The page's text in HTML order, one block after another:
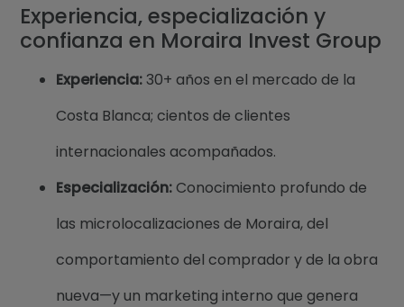
Experiencia, especialización y
confianza en Moraira Invest Group
Experiencia:30+ años en el mercado de la
Costa Blanca; cientos de clientes
internacionales acompañados.
Especialización:Conocimiento profundo de
las microlocalizaciones de Moraira, del
comportamiento del comprador y de la obra
nueva—y un marketing interno que genera